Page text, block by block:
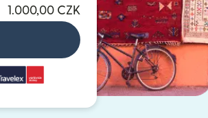
1.000,00 CZK